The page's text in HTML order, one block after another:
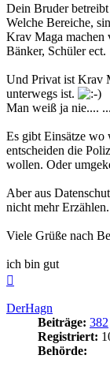
Dein Bruder
Welche Bereiche,
Krav Maga machen
Bänker, Schüler ect.
Und Privat ist Krav
unterwegs ist.
Man weiß ja nie....
Es gibt Einsätze wo
entscheiden die
wollen. Oder
Aber aus
nicht mehr Erzählen.
Viele Grüße nach
ich bin gut
DerHagn
Beiträge: 382
Registriert:
Behörde: